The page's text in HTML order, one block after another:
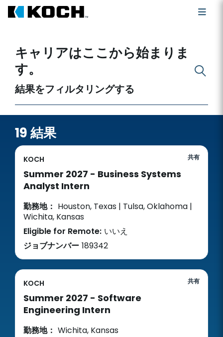
キャリアはここから始まりま
す。
結果をフィルタリングする
19 結果
KOCH 共有
Summer 2027 - Business Systems
Analyst Intern
勤務地： Houston, Texas | Tulsa, Oklahoma |
Wichita, Kansas
Eligible for Remote: いいえ
ジョブナンバー 189342
KOCH 共有
Summer 2027 - Software
Engineering Intern
勤務地： Wichita, Kansas